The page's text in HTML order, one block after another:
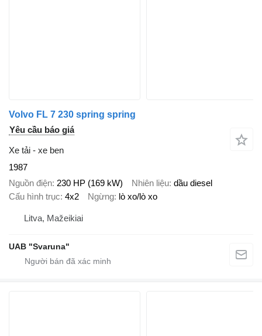
Volvo FL 7 230 spring spring
Yêu cầu báo giá
Xe tải - xe ben
1987
Nguồn điện 230 HP (169 kW) Nhiên liệu dầu diesel
Cấu hình trục 4x2 Ngừng lò xo/lò xo
Litva, Mažeikiai
UAB "Svaruna"